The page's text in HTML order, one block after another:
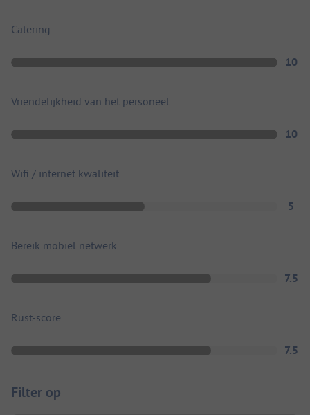
Catering
10
Vriendelijkheid van het personeel
10
Wifi / internet kwaliteit
5
Bereik mobiel netwerk
7.5
Rust-score
7.5
Filter op